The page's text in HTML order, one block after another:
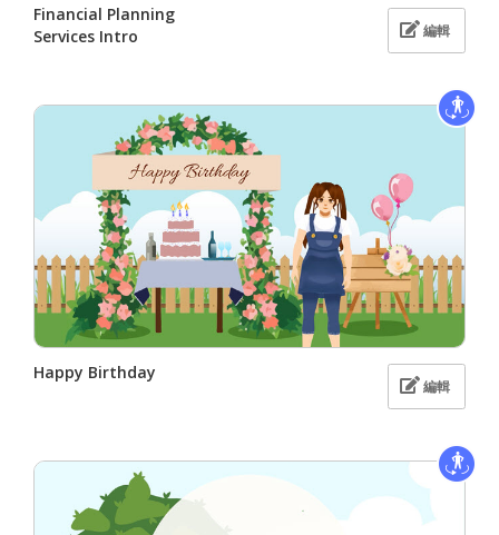
Financial Planning
Services Intro
編輯
Happy Birthday
編輯